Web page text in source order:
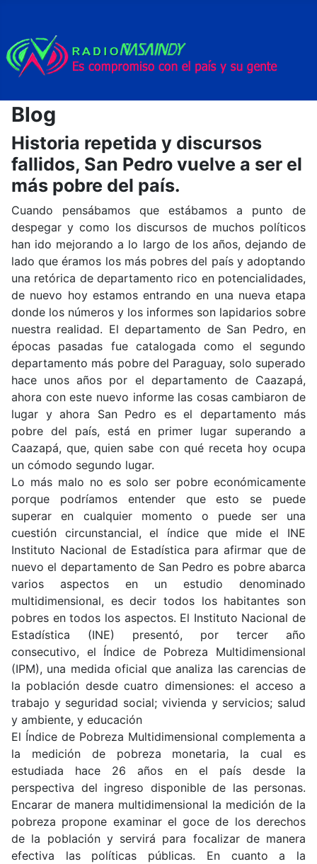
Blog
Historia repetida y discursos
fallidos, San Pedro vuelve a ser el
más pobre del país.
Cuando pensábamos que estábamos a punto de
despegar y como los discursos de muchos políticos
han ido mejorando a lo largo de los años, dejando de
lado que éramos los más pobres del país y adoptando
una retórica de departamento rico en potencialidades,
de nuevo hoy estamos entrando en una nueva etapa
donde los números y los informes son lapidarios sobre
nuestra realidad. El departamento de San Pedro, en
épocas pasadas fue catalogada como el segundo
departamento más pobre del Paraguay, solo superado
hace unos años por el departamento de Caazapá,
ahora con este nuevo informe las cosas cambiaron de
lugar y ahora San Pedro es el departamento más
pobre del país, está en primer lugar superando a
Caazapá, que, quien sabe con qué receta hoy ocupa
un cómodo segundo lugar.
Lo más malo no es solo ser pobre económicamente
porque podríamos entender que esto se puede
superar en cualquier momento o puede ser una
cuestión circunstancial, el índice que mide el INE
Instituto Nacional de Estadística para afirmar que de
nuevo el departamento de San Pedro es pobre abarca
varios aspectos en un estudio denominado
multidimensional, es decir todos los habitantes son
pobres en todos los aspectos. El Instituto Nacional de
Estadística (INE) presentó, por tercer año
consecutivo, el Índice de Pobreza Multidimensional
(IPM), una medida oficial que analiza las carencias de
la población desde cuatro dimensiones: el acceso a
trabajo y seguridad social; vivienda y servicios; salud
y ambiente, y educación
El Índice de Pobreza Multidimensional complementa a
la medición de pobreza monetaria, la cual es
estudiada hace 26 años en el país desde la
perspectiva del ingreso disponible de las personas.
Encarar de manera multidimensional la medición de la
pobreza propone examinar el goce de los derechos
de la población y servirá para focalizar de manera
efectiva las políticas públicas. En cuanto a la